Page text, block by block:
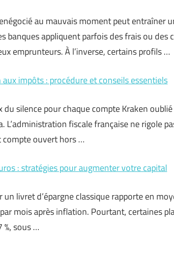
au mauvais moment peut entraîner
banques appliquent parfois des frais ou
emprunteurs. À l’inverse, certains profils …
impôts : procédure et conseils essentiels
du silence pour chaque compte Kraken
L’administration fiscale française ne rigole
ouvert hors …
: stratégies pour augmenter votre capital
livret d’épargne classique rapporte en
par mois après inflation. Pourtant, certaines
%, sous …